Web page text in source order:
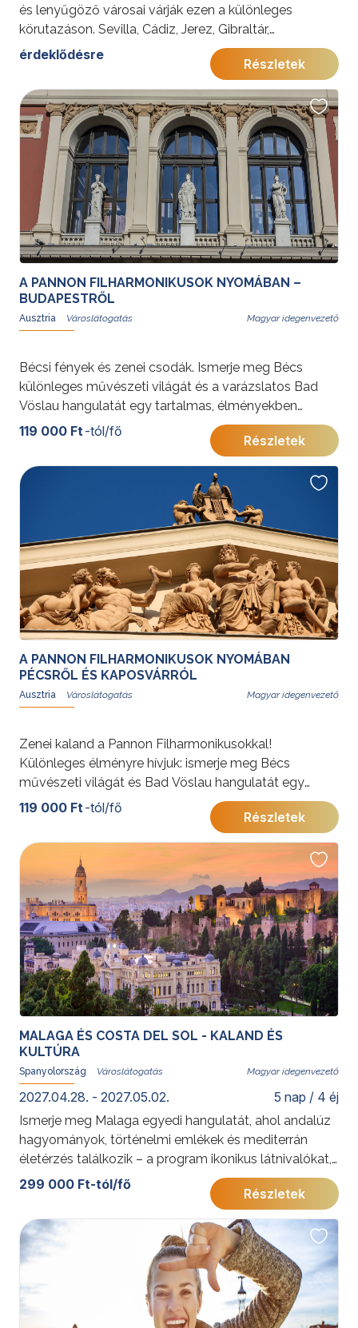
és lenyűgöző városai várják ezen a különleges
körutazáson. Sevilla, Cádiz, Jerez, Gibraltár,
Torremolinos és Málaga felejthetetlen élményeket
kínál. A programot azoknak ajánljuk, akik egy
tartalmas utazás során szeretnék megismerni Dél-
Spanyolország kulturális kincseit, történelmi városait,
gasztronómiáját és a Costa del Sol pihentető
hangulatát.
További érdekességekért Spanyolországról kattintson
érdeklődésre
Részletek
A PANNON FILHARMONIKUSOK NYOMÁBAN –
BUDAPESTRŐL
Ausztria Magyar idegenvezető
Bécsi fények és zenei csodák. Ismerje meg Bécs
különleges művészeti világát és a varázslatos Bad
Vöslau hangulatát egy tartalmas, élményekben
gazdag utazás során. A programot exkluzív zenei
élmények teszik teljessé: koncert a világhírű
Musikvereinben és orgonazene a klosterneuburgi
apátság falai között.
További érdekességekért Ausztriáról kattintson
119 000 Ft-tól/fő
Részletek
A PANNON FILHARMONIKUSOK NYOMÁBAN
PÉCSRŐL ÉS KAPOSVÁRRÓL
Ausztria Magyar idegenvezető
Zenei kaland a Pannon Filharmonikusokkal!
Különleges élményre hívjuk: ismerje meg Bécs
művészeti világát és Bad Vöslau hangulatát egy
tartalmas utazás során. A programot koncert a
Musikvereinben és orgonazene a klosterneuburgi
apátságban teszi teljessé.
További érdekességekért Ausztriáról kattintson
ide.
119 000 Ft-tól/fő
Részletek
MALAGA ÉS COSTA DEL SOL - KALAND ÉS
KULTÚRA
Spanyolország Magyar idegenvezető
2027.04.28. - 2027.05.02. 5 nap / 4 éj
Ismerje meg Malaga egyedi hangulatát, ahol andalúz
hagyományok, történelmi emlékek és mediterrán
életérzés találkozik – a program ikonikus látnivalókat,
fakultatív kirándulásokat és tengerparti pihenést is
kínál. A Torremlinosban található szállás ideális
kiindulópont a Costa del Sol felfedezéséhez.
További érdekességekért Spanyolországról kattintson
ide.
299 000 Ft-tól/fő
Részletek